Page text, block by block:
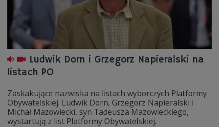
Ludwik Dorn i Grzegorz Napieralski na
listach PO
Zaskakujące nazwiska na listach wyborczych Platformy
Obywatelskiej. Ludwik Dorn, Grzegorz Napieralski i
Michał Mazowiecki, syn Tadeusza Mazowieckiego,
wystartują z list Platformy Obywatelskiej.